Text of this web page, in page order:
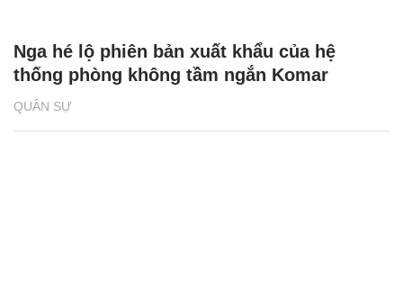
QUÂN SỰ
Nga hé lộ phiên bản xuất khẩu của hệ
thống phòng không tầm ngắn Komar